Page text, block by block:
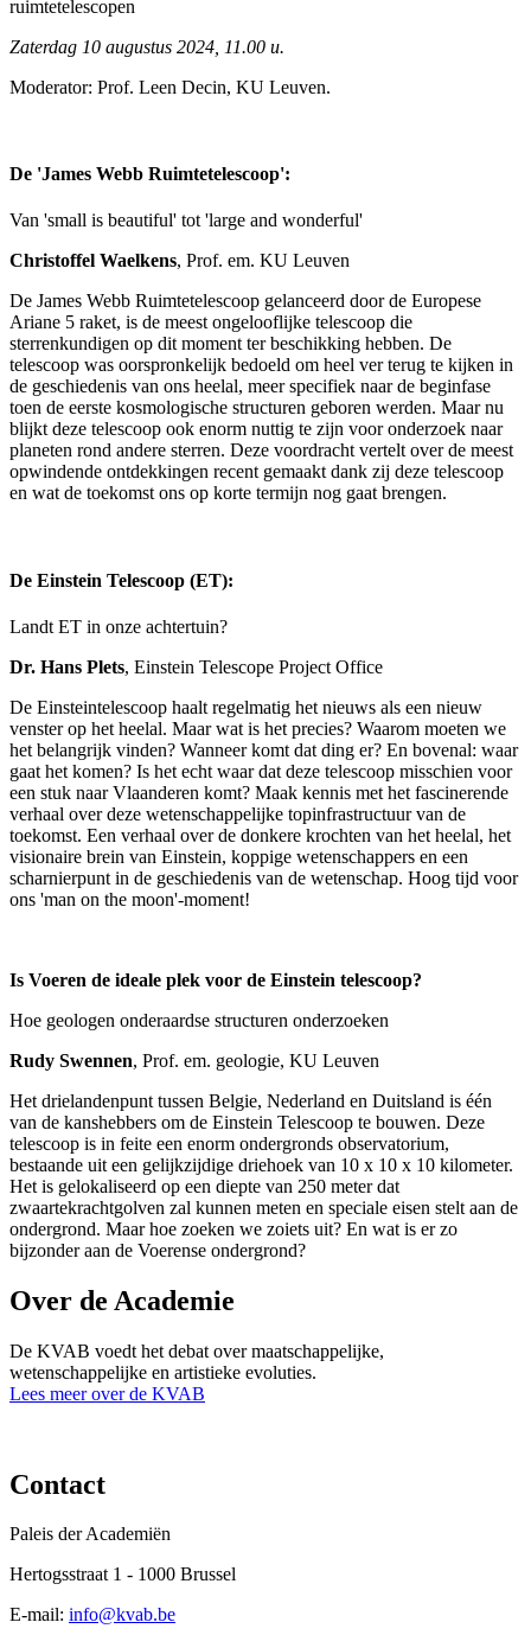
ruimtetelescopen
Zaterdag 10 augustus 2024, 11.00 u.
Moderator: Prof. Leen Decin, KU Leuven.
De 'James Webb Ruimtetelescoop':
Van 'small is beautiful' tot 'large and wonderful'
Christoffel Waelkens, Prof. em. KU Leuven
De James Webb Ruimtetelescoop gelanceerd door de Europese
Ariane 5 raket, is de meest ongelooflijke telescoop die
sterrenkundigen op dit moment ter beschikking hebben. De
telescoop was oorspronkelijk bedoeld om heel ver terug te kijken in
de geschiedenis van ons heelal, meer specifiek naar de beginfase
toen de eerste kosmologische structuren geboren werden. Maar nu
blijkt deze telescoop ook enorm nuttig te zijn voor onderzoek naar
planeten rond andere sterren. Deze voordracht vertelt over de meest
opwindende ontdekkingen recent gemaakt dank zij deze telescoop
en wat de toekomst ons op korte termijn nog gaat brengen.
De Einstein Telescoop (ET):
Landt ET in onze achtertuin?
Dr. Hans Plets, Einstein Telescope Project Office
De Einsteintelescoop haalt regelmatig het nieuws als een nieuw
venster op het heelal. Maar wat is het precies? Waarom moeten we
het belangrijk vinden? Wanneer komt dat ding er? En bovenal: waar
gaat het komen? Is het echt waar dat deze telescoop misschien voor
een stuk naar Vlaanderen komt? Maak kennis met het fascinerende
verhaal over deze wetenschappelijke topinfrastructuur van de
toekomst. Een verhaal over de donkere krochten van het heelal, het
visionaire brein van Einstein, koppige wetenschappers en een
scharnierpunt in de geschiedenis van de wetenschap. Hoog tijd voor
ons 'man on the moon'-moment!
Is Voeren de ideale plek voor de Einstein telescoop?
Hoe geologen onderaardse structuren onderzoeken
Rudy Swennen, Prof. em. geologie, KU Leuven
Het drielandenpunt tussen Belgie, Nederland en Duitsland is één
van de kanshebbers om de Einstein Telescoop te bouwen. Deze
telescoop is in feite een enorm ondergronds observatorium,
bestaande uit een gelijkzijdige driehoek van 10 x 10 x 10 kilometer.
Het is gelokaliseerd op een diepte van 250 meter dat
zwaartekrachtgolven zal kunnen meten en speciale eisen stelt aan de
ondergrond. Maar hoe zoeken we zoiets uit? En wat is er zo
bijzonder aan de Voerense ondergrond?
Over de Academie
De KVAB voedt het debat over maatschappelijke,
wetenschappelijke en artistieke evoluties.
Lees meer over de KVAB
Contact
Paleis der Academiën
Hertogsstraat 1 - 1000 Brussel
E-mail: info@kvab.be